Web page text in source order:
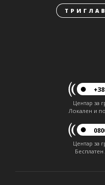
Центар за
Локален и
Центар за